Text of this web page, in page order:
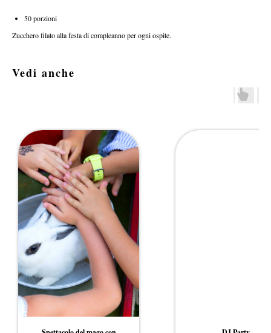
50 porzioni
Zucchero filato alla festa di compleanno per ogni ospite.
Vedi anche